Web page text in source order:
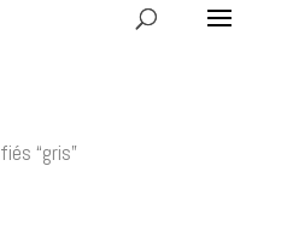
“gris”